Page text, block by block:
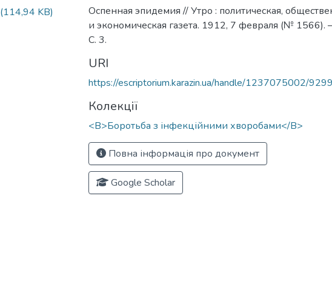
(114,94 KB)
Оспенная эпидемия // Утро : политическая,
и экономическая газета. 1912, 7 февраля (№ 1566).
С. 3.
URI
https://escriptorium.karazin.ua/handle/1237075002/
Колекції
<B>Боротьба з інфекційними хворобами</B>
Повна інформація про документ
Google Scholar